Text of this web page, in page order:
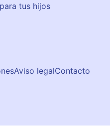
tus hijos
Aviso legalContacto